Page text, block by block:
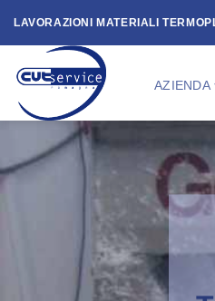
LAVORAZIONI MATERIALI
AZIENDA